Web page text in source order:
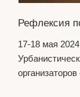
Рефлексия
17-18 мая